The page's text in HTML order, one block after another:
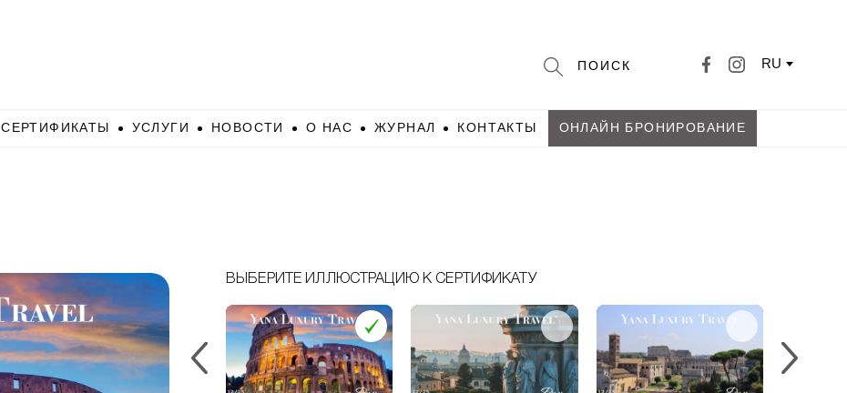
RU
СЕРТИФИКАТЫ УСЛУГИ НОВОСТИ О НАС ЖУРНАЛ КОНТАКТЫ ОНЛАЙН БРОНИРОВАНИЕ
ВЫБЕРИТЕ ИЛЛЮСТРАЦИЮ К СЕРТИФИКАТУ